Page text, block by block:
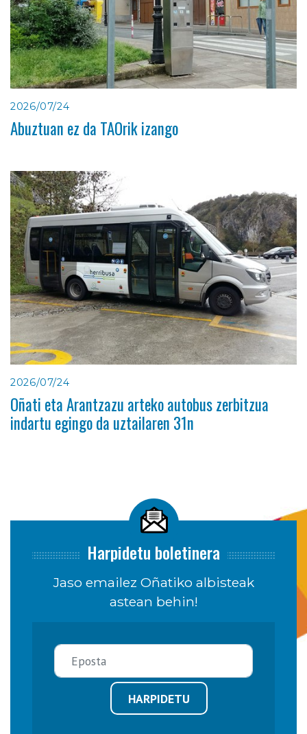
2026/07/24
Abuztuan ez da TAOrik izango
2026/07/24
Oñati eta Arantzazu arteko autobus zerbitzua
indartu egingo da uztailaren 31n
Harpidetu boletinera
Jaso emailez Oñatiko albisteak
astean behin!
HARPIDETU